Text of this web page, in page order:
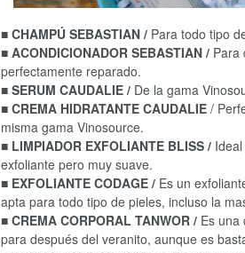
■ CHAMPÚ SEBASTIAN / Para todo tipo
■ ACONDICIONADOR SEBASTIAN /Para
perfectamente reparado.
■ SERUM CAUDALIE / De la gama
■ CREMA HIDRATANTE CAUDALIE /
misma gama Vinosource.
■ LIMPIADOR EXFOLIANTE BLISS /Ideal
exfoliante pero muy suave.
■ EXFOLIANTE CODAGE / Es un
apta para todo tipo de pieles, incluso la
■ CREMA CORPORAL TANWOR / Es una
para después del veranito, aunque es